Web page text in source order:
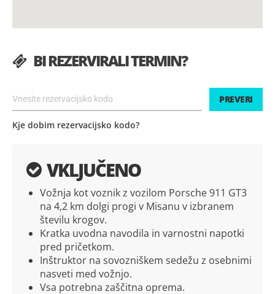
BI REZERVIRALI TERMIN?
PREVERI
Kje dobim rezervacijsko kodo?
VKLJUČENO
Vožnja kot voznik z vozilom Porsche 911 GT3
na 4,2 km dolgi progi v Misanu v izbranem
številu krogov.
Kratka uvodna navodila in varnostni napotki
pred pričetkom.
Inštruktor na sovozniškem sedežu z osebnimi
nasveti med vožnjo.
Vsa potrebna zaščitna oprema.